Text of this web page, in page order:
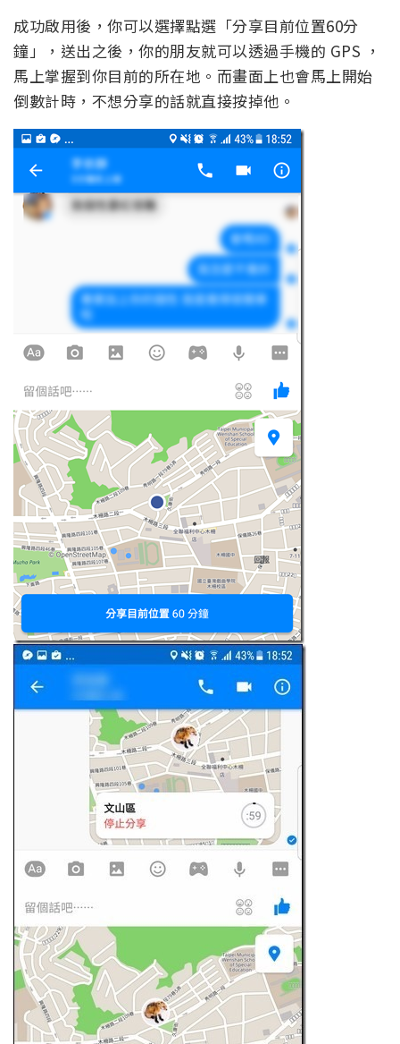
成功啟用後，你可以選擇點選「分享目前位置60分
鐘」，送出之後，你的朋友就可以透過手機的 GPS ，
馬上掌握到你目前的所在地。而畫面上也會馬上開始
倒數計時，不想分享的話就直接按掉他。